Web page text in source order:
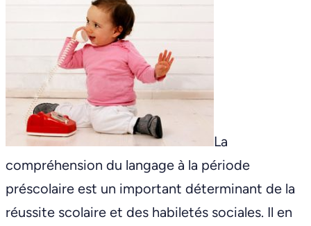
La
compréhension du langage à la période
préscolaire est un important déterminant de la
réussite scolaire et des habiletés sociales. Il en